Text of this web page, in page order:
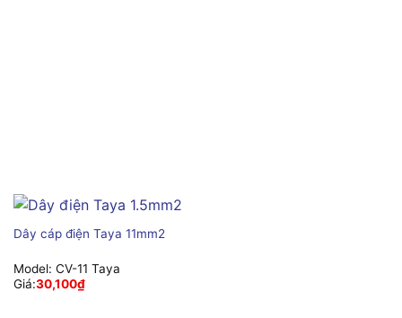
Dây cáp điện Taya 11mm2
Model: CV-11 Taya
Giá:30,100₫